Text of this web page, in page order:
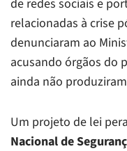
de redes sociais e
relacionadas à crise
denunciaram ao
acusando órgãos do
ainda não
Um projeto de lei
Nacional de